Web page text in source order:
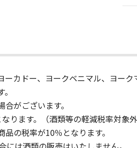
カドー、ヨークベニマル、ヨーク
がございます。
ます。（酒類等の軽減税率対象
の税率が10％となります。